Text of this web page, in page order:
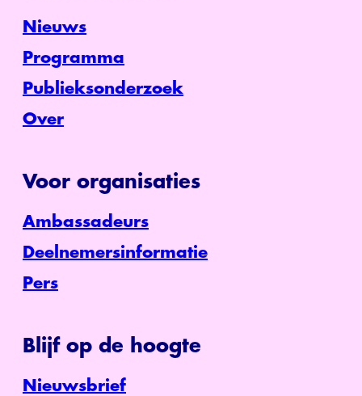
Nieuws
Programma
Publieksonderzoek
Over
Voor organisaties
Ambassadeurs
Deelnemersinformatie
Pers
Blijf op de hoogte
Nieuwsbrief